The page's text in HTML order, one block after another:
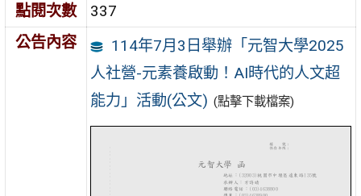
點閱次數
337
公告內容
114年7月3日舉辦「元智大學2025
人社營-元素養啟動！AI時代的人文超
能力」活動(公文) (點擊下載檔案)